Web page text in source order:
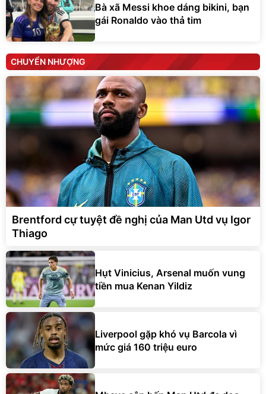
Bà xã Messi khoe dáng bikini, bạn
gái Ronaldo vào thả tim
CHUYỂN NHƯỢNG
Brentford cự tuyệt đề nghị của Man Utd vụ Igor
Thiago
Hụt Vinicius, Arsenal muốn vung
tiền mua Kenan Yildiz
Liverpool gặp khó vụ Barcola vì
mức giá 160 triệu euro